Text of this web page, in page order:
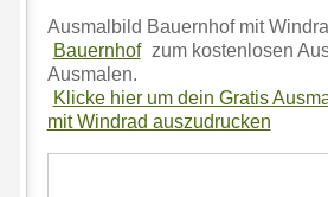
Ausmalbild Bauernhof mit
Bauernhof
zum kostenlosen
Ausmalen.
Klicke hier um dein Gratis
mit Windrad auszudrucken